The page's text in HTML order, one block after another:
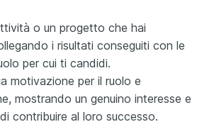
o un progetto che hai
i risultati conseguiti con le
per cui ti candidi.
motivazione per il ruolo e
mostrando un genuino interesse e
contribuire al loro successo.